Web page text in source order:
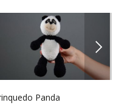
Panda
NEXT